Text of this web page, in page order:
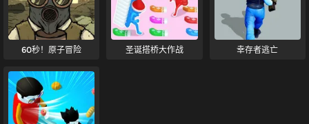
60秒！原子冒险 圣诞搭桥大作战 幸存者逃亡